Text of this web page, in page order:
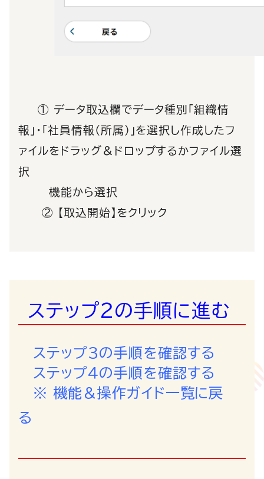
① データ取込欄でデータ種別「組織情
報」・「社員情報（所属）」を選択し作成したフ
ァイルをドラッグ＆ドロップするかファイル選
択
機能から選択
② 【取込開始】をクリック
ステップ２の手順に進む
ステップ3の手順を確認する
ステップ４の手順を確認する
※ 機能＆操作ガイド一覧に戻
る